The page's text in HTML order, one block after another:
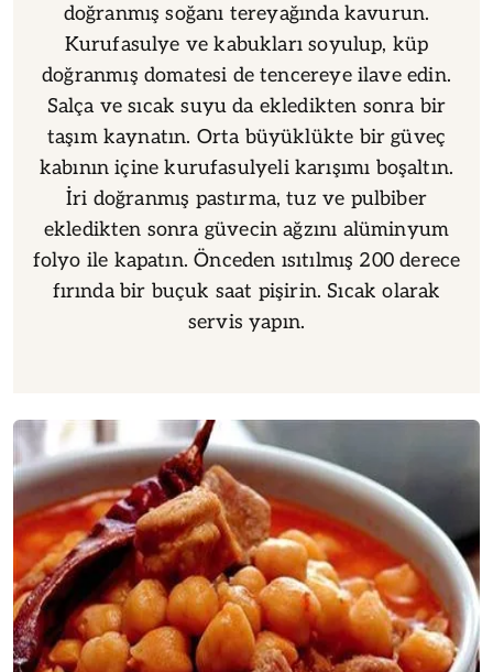
doğranmış soğanı tereyağında kavurun.
Kurufasulye ve kabukları soyulup, küp
doğranmış domatesi de tencereye ilave edin.
Salça ve sıcak suyu da ekledikten sonra bir
taşım kaynatın. Orta büyüklükte bir güveç
kabının içine kurufasulyeli karışımı boşaltın.
İri doğranmış pastırma, tuz ve pulbiber
ekledikten sonra güvecin ağzını alüminyum
folyo ile kapatın. Önceden ısıtılmış 200 derece
fırında bir buçuk saat pişirin. Sıcak olarak
servis yapın.